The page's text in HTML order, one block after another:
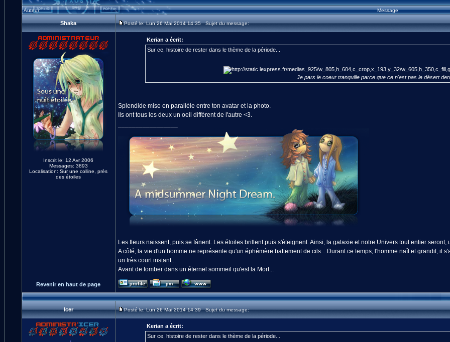
Auteur Message
Shaka Posté le: Lun 26 Mai 2014 14:35 Sujet du message:
Inscrit le: 12 Avr 2006
Messages: 3893
Localisation: Sur une colline, près
des étoiles
Kerian a écrit:
Sur ce, histoire de rester dans le thème de la période...
Je pars le coeur tranquille parce que ce n'est pas le désert
Splendide mise en parallèle entre ton avatar et la photo.
Ils ont tous les deux un oeil différent de l'autre <3.
Les fleurs naissent, puis se fânent. Les étoiles brillent puis s'éteignent. Ainsi, la galaxie et notre Univers tout entier seront,
A côté, la vie d'un homme ne représente qu'un éphémère battement de cils... Durant ce temps, l'homme naît et grandit, il
un très court instant...
Avant de tomber dans un éternel sommeil qu'est la Mort...
Revenir en haut de page
Icer Posté le: Lun 26 Mai 2014 14:39 Sujet du message:
Kerian a écrit:
Sur ce, histoire de rester dans le thème de la période...